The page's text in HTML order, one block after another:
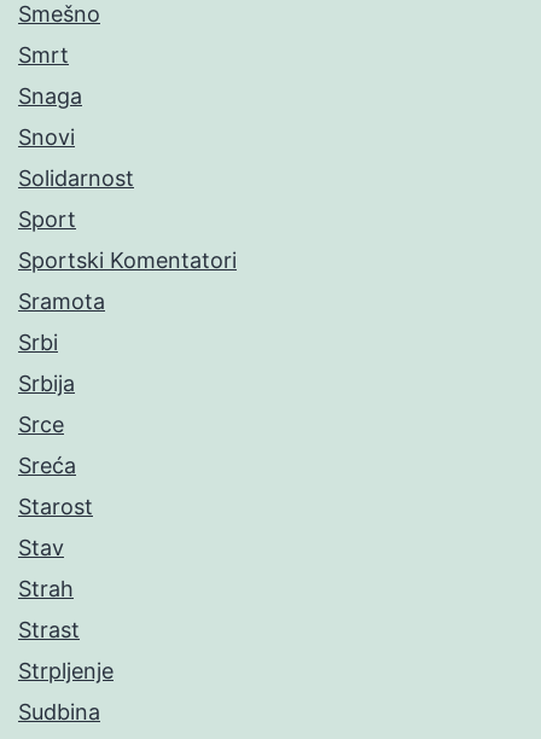
Smešno
Smrt
Snaga
Snovi
Solidarnost
Sport
Sportski Komentatori
Sramota
Srbi
Srbija
Srce
Sreća
Starost
Stav
Strah
Strast
Strpljenje
Sudbina